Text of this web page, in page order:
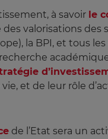
à savoir le
valorisations
la BPI, et tous
et de leur rôle
de l’Etat sera un